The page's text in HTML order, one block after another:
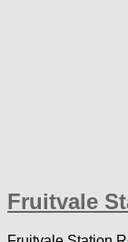
Fruitvale